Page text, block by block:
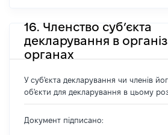
16. Членство суб’єкта
декларування в
органах
У суб'єкта декларування чи членів
об'єкти для декларування в цьому
Документ підписано: